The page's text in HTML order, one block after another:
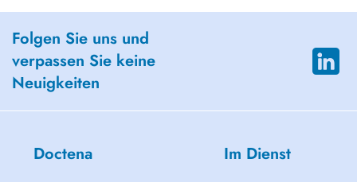
Folgen Sie uns und
verpassen Sie keine
Neuigkeiten
Doctena Im Dienst